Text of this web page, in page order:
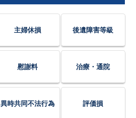
主婦休損 後遺障害等級
慰謝料 治療・通院
異時共同不法行為 評価損